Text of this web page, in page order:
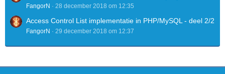
FangorN 28 december 2018 om 12:35
Access Control List implementatie in PHP/MySQL - deel 2/2
FangorN 29 december 2018 om 12:37